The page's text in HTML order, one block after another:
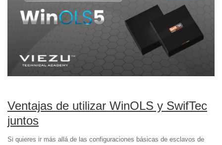
Ventajas de utilizar WinOLS y SwifTec
juntos
Si quieres ir más allá de las configuraciones básicas de esclavos de